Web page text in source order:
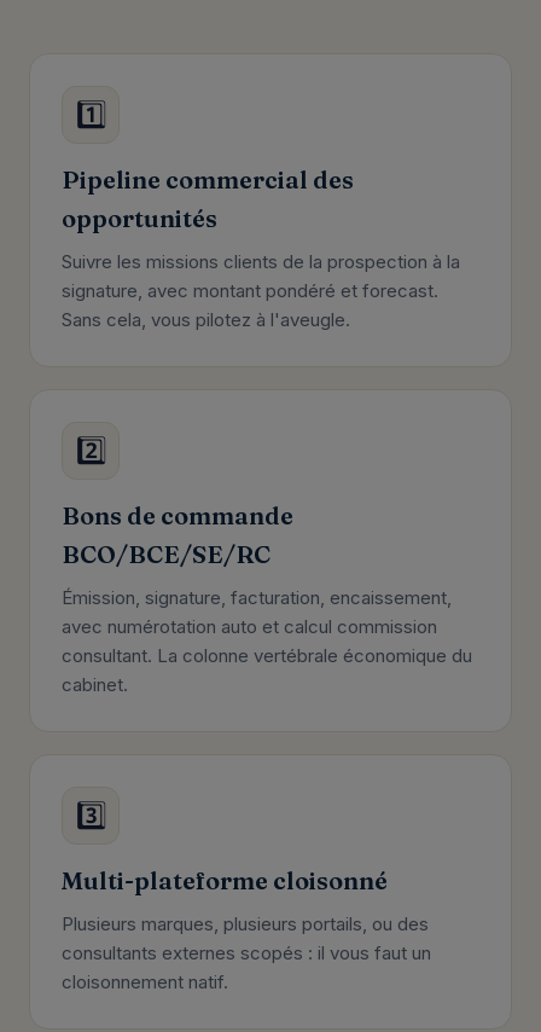
1️⃣
Pipeline commercial des
opportunités
Suivre les missions clients de la prospection à la
signature, avec montant pondéré et forecast.
Sans cela, vous pilotez à l'aveugle.
2️⃣
Bons de commande
BCO/BCE/SE/RC
Émission, signature, facturation, encaissement,
avec numérotation auto et calcul commission
consultant. La colonne vertébrale économique du
cabinet.
3️⃣
Multi-plateforme cloisonné
Plusieurs marques, plusieurs portails, ou des
consultants externes scopés : il vous faut un
cloisonnement natif.